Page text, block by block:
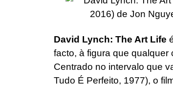
David Lynch: The Art Life
facto, à figura que qualquer
Centrado no intervalo que
Tudo É Perfeito, 1977), o